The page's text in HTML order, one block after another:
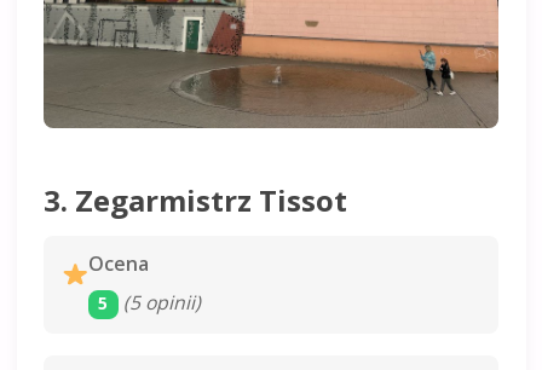
3. Zegarmistrz Tissot
Ocena
5 (5 opinii)